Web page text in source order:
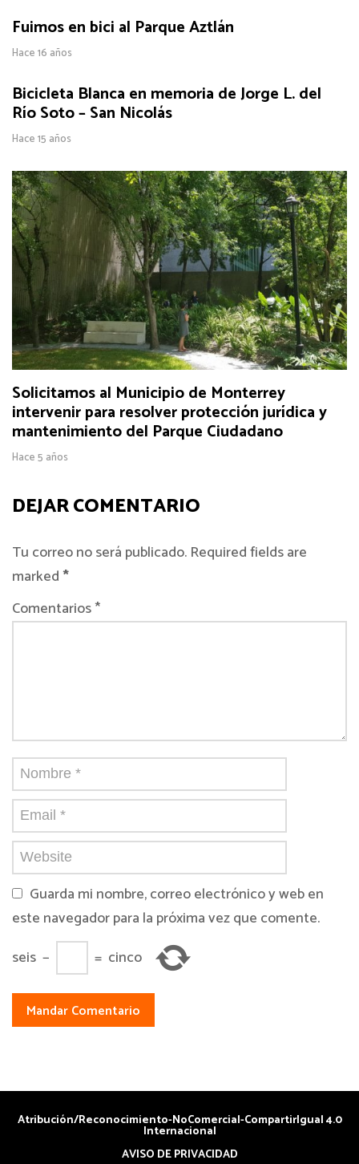
Fuimos en bici al Parque Aztlán
Hace 16 años
Bicicleta Blanca en memoria de Jorge L. del
Río Soto – San Nicolás
Hace 15 años
Solicitamos al Municipio de Monterrey
intervenir para resolver protección jurídica y
mantenimiento del Parque Ciudadano
Hace 5 años
DEJAR COMENTARIO
Tu correo no será publicado. Required fields are
marked*
Comentarios *
Guarda mi nombre, correo electrónico y web en
este navegador para la próxima vez que comente.
seis − = cinco
Atribución/Reconocimiento-NoComercial-CompartirIgual 4.0
Internacional
AVISO DE PRIVACIDAD